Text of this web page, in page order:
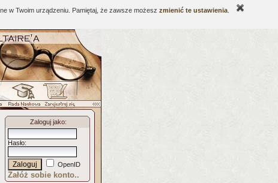
w Twoim urządzeniu. Pamiętaj, że zawsze możesz zmienić te ustawienia
Zaloguj jako:
Hasło:
OpenID
Załóż sobie konto..